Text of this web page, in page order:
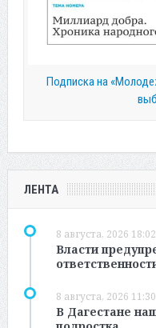
Подписка на
ЛЕНТА
8 августа, 2026 18:02
Власти
8 августа, 2026 11:30
В Дагестане